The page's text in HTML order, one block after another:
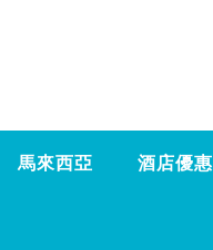
馬來西亞 酒店優惠